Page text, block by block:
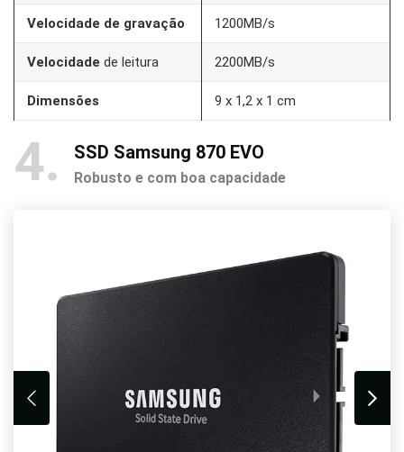
Velocidade de gravação 1200MB/s
Velocidade de leitura 2200MB/s
Dimensões 9 x 1,2 x 1 cm
4 SSD Samsung 870 EVO
Robusto e com boa capacidade